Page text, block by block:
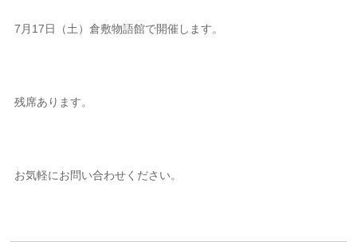
7月17日（土）倉敷物語館で開催します。
残席あります。
お気軽にお問い合わせください。